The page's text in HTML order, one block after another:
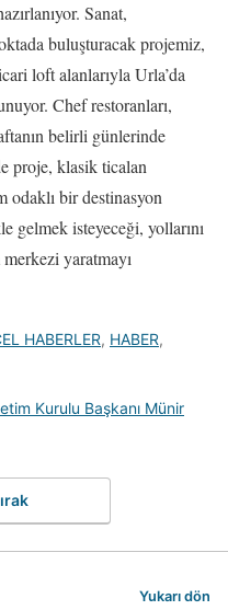
Sanat,
buluşturacak projemiz,
loft alanlarıyla Urla’da
Chef restoranları,
belirli günlerinde
proje, klasik ticalan
odaklı bir destinasyon
gelmek isteyeceği, yollarını
yaratmayı
HABERLER, HABER,
Kurulu Başkanı Münir
Yukarı dön